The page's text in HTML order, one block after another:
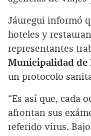
Jáuregui informó
hoteles y
representantes
Municipalidad de
un protocolo
“Es así que, cada
afrontan sus
referido virus.